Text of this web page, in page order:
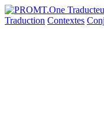
Traduction Contextes